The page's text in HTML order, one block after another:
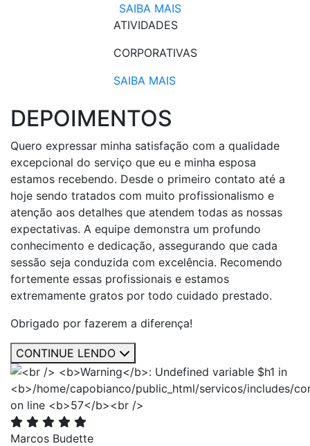
SAIBA MAIS
ATIVIDADES
CORPORATIVAS​
SAIBA MAIS
DEPOIMENTOS
Quero expressar minha satisfação com a qualidade
excepcional do serviço que eu e minha esposa
estamos recebendo. Desde o primeiro contato até a
hoje sendo tratados com muito profissionalismo e
atenção aos detalhes que atendem todas as nossas
expectativas. A equipe demonstra um profundo
conhecimento e dedicação, assegurando que cada
sessão seja conduzida com excelência. Recomendo
fortemente essas profissionais e estamos
extremamente gratos por todo cuidado prestado.
Obrigado por fazerem a diferença!
CONTINUE LENDO
Marcos Budette